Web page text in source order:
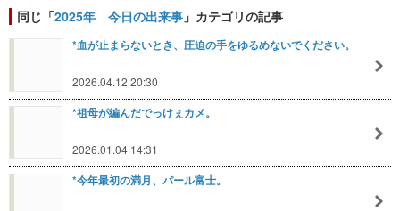
同じ「2025年 今日の出来事 」カテゴリの記事
*血が止まらないとき、圧迫の手をゆるめないでください。
2026.04.12 20:30
*祖母が編んだでっけぇカメ。
2026.01.04 14:31
*今年最初の満月、パール富士。